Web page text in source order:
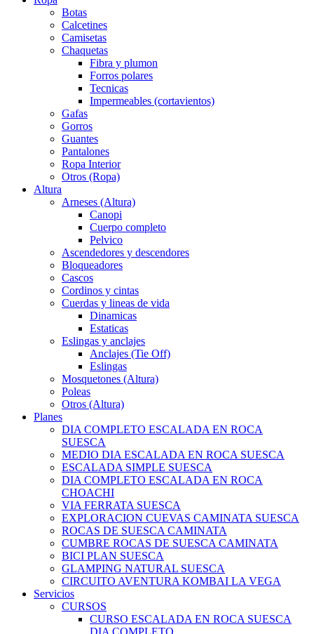
Botas
Calcetines
Camisetas
Chaquetas
Fibra y plumon
Forros polares
Tecnicas
Impermeables (cortavientos)
Gafas
Gorros
Guantes
Pantalones
Ropa Interior
Otros (Ropa)
Altura
Arneses (Altura)
Canopi
Cuerpo completo
Pelvico
Ascendedores y descendores
Bloqueadores
Cascos
Cordinos y cintas
Cuerdas y lineas de vida
Dinamicas
Estaticas
Eslingas y anclajes
Anclajes (Tie Off)
Eslingas
Mosquetones (Altura)
Poleas
Otros (Altura)
Planes
DIA COMPLETO ESCALADA EN ROCA
SUESCA
MEDIO DIA ESCALADA EN ROCA SUESCA
ESCALADA SIMPLE SUESCA
DIA COMPLETO ESCALADA EN ROCA
CHOACHI
VIA FERRATA SUESCA
EXPLORACION CUEVAS CAMINATA SUESCA
ROCAS DE SUESCA CAMINATA
CUMBRE ROCAS DE SUESCA CAMINATA
BICI PLAN SUESCA
GLAMPING NATURAL SUESCA
CIRCUITO AVENTURA KOMBAI LA VEGA
Servicios
CURSOS
CURSO ESCALADA EN ROCA SUESCA